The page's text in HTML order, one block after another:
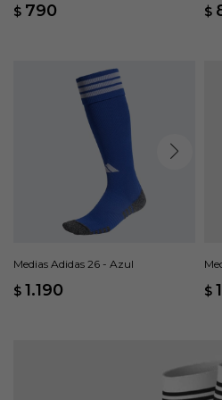
$ 790 $
Medias Adidas 26 - Azul
$ 1.190 $